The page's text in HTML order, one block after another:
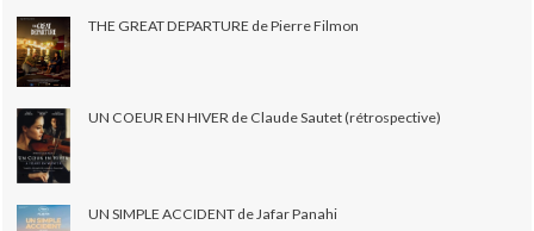
THE GREAT DEPARTURE de Pierre Filmon
UN COEUR EN HIVER de Claude Sautet (rétrospective)
UN SIMPLE ACCIDENT de Jafar Panahi